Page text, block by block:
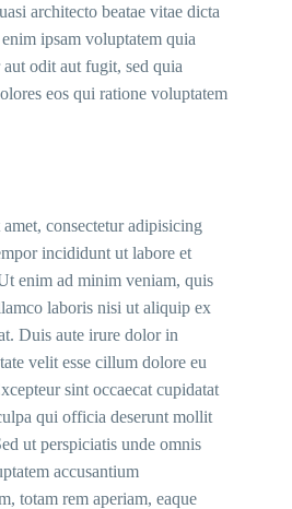
architecto beatae vitae dicta
ipsam voluptatem quia
odit aut fugit, sed quia
eos qui ratione voluptatem
consectetur adipisicing
incididunt ut labore et
enim ad minim veniam, quis
laboris nisi ut aliquip ex
Duis aute irure dolor in
velit esse cillum dolore eu
sint occaecat cupidatat
qui officia deserunt mollit
ut perspiciatis unde omnis
accusantium
totam rem aperiam, eaque